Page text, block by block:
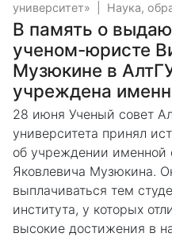
университет»
Наука,
В память о
ученом-юристе
Музюкине в
учреждена
28 июня Ученый совет
университета принял
об учреждении именной
Яковлевича Музюкина.
выплачиваться тем
института, у которых
высокие достижения в